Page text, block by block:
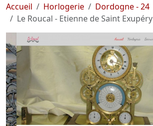
Accueil Horlogerie
Dordogne - 24
Le Roucal - Etienne de Saint Exupéry